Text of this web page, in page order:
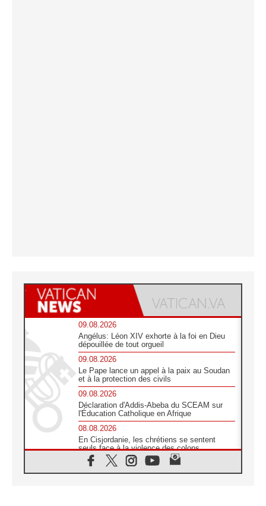
09.08.2026
Angélus: Léon XIV exhorte à la foi en Dieu
dépouillée de tout orgueil
09.08.2026
Le Pape lance un appel à la paix au Soudan
et à la protection des civils
09.08.2026
Déclaration d'Addis-Abeba du SCEAM sur
l'Éducation Catholique en Afrique
08.08.2026
En Cisjordanie, les chrétiens se sentent
seuls face à la violence des colons
08.08.2026
Léon XIV au sanctuaire de Notre Dame du